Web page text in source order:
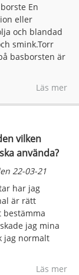
En
eller
och blandad
smink.Torr
basborsten är
Läs mer
vilken
använda?
22-03-21
har jag
är rätt
bestämma
jag mina
jag normalt
Läs mer